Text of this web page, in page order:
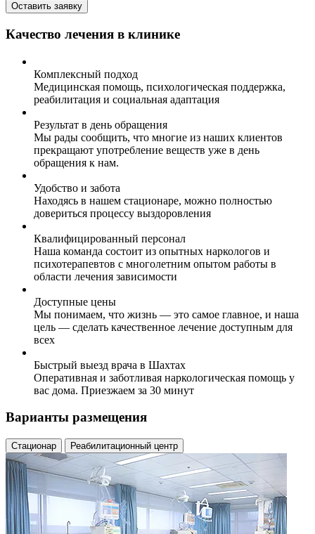
Оставить заявку
Качество лечения в клинике
Комплексный подход
Медицинская помощь, психологическая поддержка,
реабилитация и социальная адаптация
Результат в день обращения
Мы рады сообщить, что многие из наших клиентов
прекращают употребление веществ уже в день
обращения к нам.
Удобство и забота
Находясь в нашем стационаре, можно полностью
довериться процессу выздоровления
Квалифицированный персонал
Наша команда состоит из опытных наркологов и
психотерапевтов с многолетним опытом работы в
области лечения зависимости
Доступные цены
Мы понимаем, что жизнь — это самое главное, и наша
цель — сделать качественное лечение доступным для
всех
Быстрый выезд врача в Шахтах
Оперативная и заботливая наркологическая помощь у
вас дома. Приезжаем за 30 минут
Варианты размещения
Стационар Реабилитационный центр